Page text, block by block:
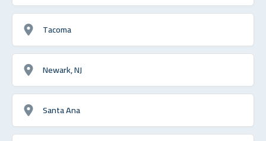
Tacoma
Newark, NJ
Santa Ana